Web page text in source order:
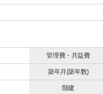
管理費・共益費
築年月(築年数)
階建